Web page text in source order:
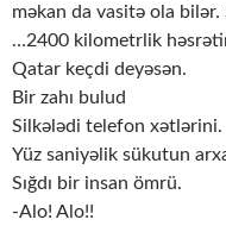
məkan da vasitə ola bilər.
…2400 kilometrlik
Qatar keçdi deyəsən.
Bir zahı bulud
Silkələdi telefon xətlərini.
Yüz saniyəlik sükutun
Sığdı bir insan ömrü.
-Alo! Alo!!